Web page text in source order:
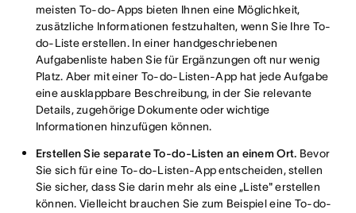
meisten To-do-Apps bieten Ihnen eine Möglichkeit,
zusätzliche Informationen festzuhalten, wenn Sie Ihre To-
do-Liste erstellen. In einer handgeschriebenen
Aufgabenliste haben Sie für Ergänzungen oft nur wenig
Platz. Aber mit einer To-do-Listen-App hat jede Aufgabe
eine ausklappbare Beschreibung, in der Sie relevante
Details, zugehörige Dokumente oder wichtige
Informationen hinzufügen können.
Erstellen Sie separate To-do-Listen an einem Ort. Bevor
Sie sich für eine To-do-Listen-App entscheiden, stellen
Sie sicher, dass Sie darin mehr als eine „Liste" erstellen
können. Vielleicht brauchen Sie zum Beispiel eine To-do-